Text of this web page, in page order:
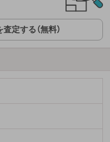
定する（無料）